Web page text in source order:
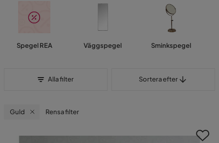
Spegel REA Väggspegel Sminkspegel
Alla filter Sortera efter
Guld Rensa filter